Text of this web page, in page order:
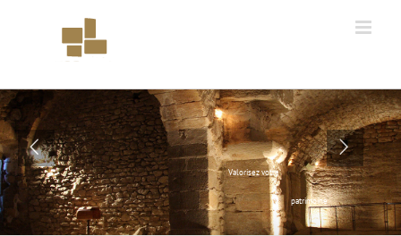
Valorisez votre
patrimoine